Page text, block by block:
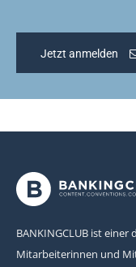
Jetzt anmelden
BANKINGCLUB ist
Mitarbeiterinnen und